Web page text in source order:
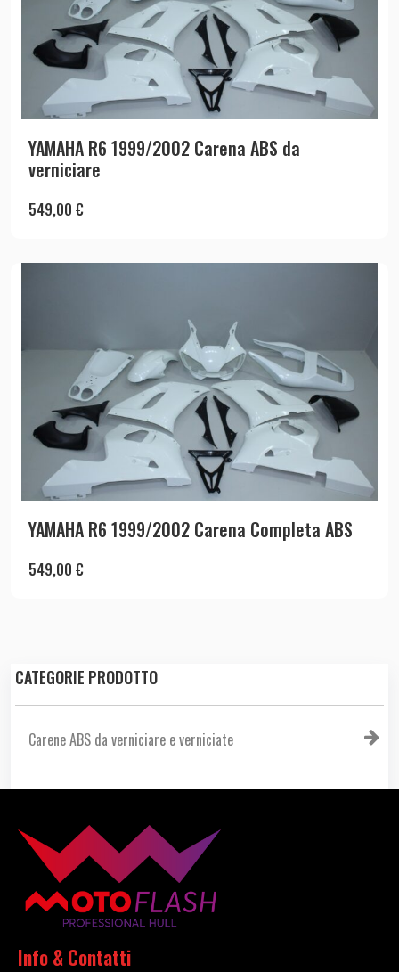
CATEGORIE PRODOTTO
Carene ABS da verniciare e verniciate
YAMAHA R6 1999/2002 Carena ABS da
verniciare
549,00 €
YAMAHA R6 1999/2002 Carena Completa ABS
549,00 €
Info & Contatti